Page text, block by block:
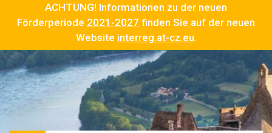
ACHTUNG! Informationen zu der neuen
Förderperiode 2021-2027 finden Sie auf der neuen
Website interreg.at-cz.eu.